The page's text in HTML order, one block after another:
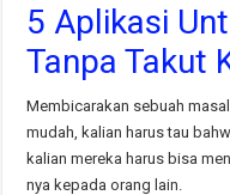
5 Aplikasi
Tanpa Takut
Membicarakan sebuah
mudah, kalian harus tau
kalian mereka harus bisa
nya kepada orang lain.